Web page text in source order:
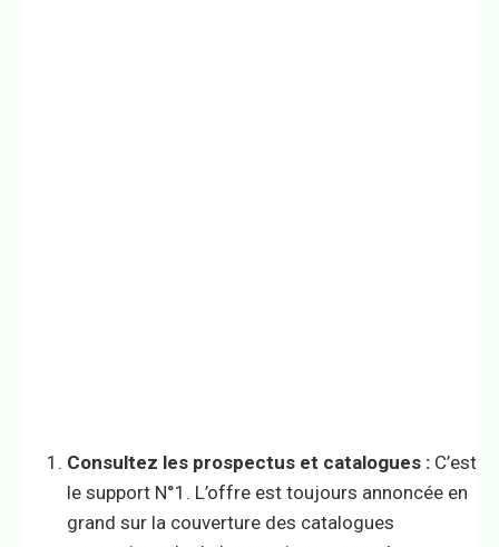
Consultez les prospectus et catalogues : C’est
le support N°1. L’offre est toujours annoncée en
grand sur la couverture des catalogues